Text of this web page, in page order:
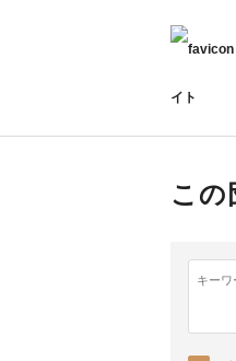
イト
この
キーワ